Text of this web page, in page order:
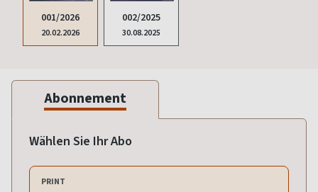
001/2026
20.02.2026
002/2025
30.08.2025
Abonnement
Wählen Sie Ihr Abo
PRINT